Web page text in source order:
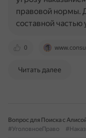
0
правовой нормы.
составной частью
Читать далее
Вопрос для Поиска с
#УголовноеПраво